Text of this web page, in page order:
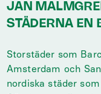
JAN
STÄDERNA EN
Storstäder som
Amsterdam och
nordiska städer